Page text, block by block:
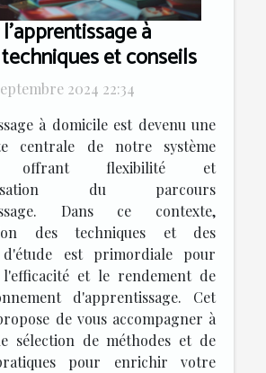
à
et conseils
2024 22:34
à domicile est devenu une
centrale de notre système
offrant flexibilité et
du parcours
Dans ce contexte,
des techniques et des
d'étude est primordiale pour
l'efficacité et le rendement de
d'apprentissage. Cet
de vous accompagner à
sélection de méthodes et de
pour enrichir votre